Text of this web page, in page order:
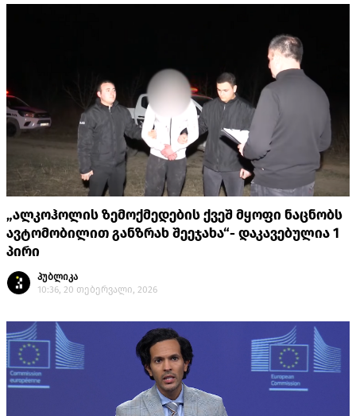
„ალკოჰოლის ზემოქმედების ქვეშ მყოფი ნაცნობს
ავტომობილით განზრახ შეეჯახა“- დაკავებულია 1
პირი
პუბლიკა
10:36, 20 თებერვალი, 2026